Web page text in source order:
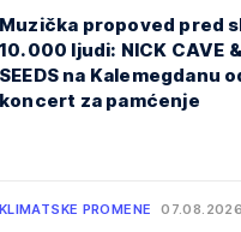
Muzička propoved pred
10.000 ljudi: NICK CAVE
SEEDS na Kalemegdanu
koncert za pamćenje
KLIMATSKE PROMENE